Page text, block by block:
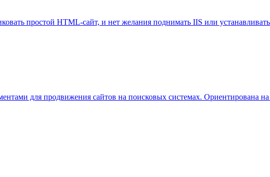
простой HTML-сайт, и нет желания поднимать IIS или
для продвижения сайтов на поисковых системах. Ориентирована на